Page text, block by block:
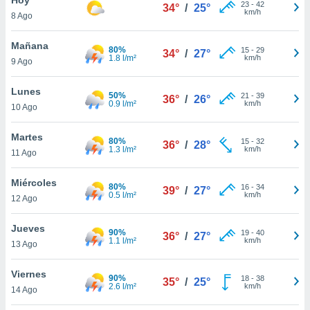
en
más
nuestra
de
cookies
aceptar
8 Ago
34° / 25° 23- 42
km/h
Mañana
9 Ago
80%
1.8 l/m²
34° / 27° 15- 29
km/h
Lunes
10 Ago
50%
0.9 l/m²
36° / 26° 21 - 39
km/h
Martes
11 Ago
80%
1.3 l/m²
36° / 28° 15- 32
km/h
Miércoles
12 Ago
80%
0.5 l/m²
39° / 27° 16- 34
km/h
Jueves
13 Ago
90%
1.1 l/m²
36° / 27° 19- 40
km/h
Viernes
14 Ago
90%
2.6 l/m²
35° / 25° 18- 38
km/h